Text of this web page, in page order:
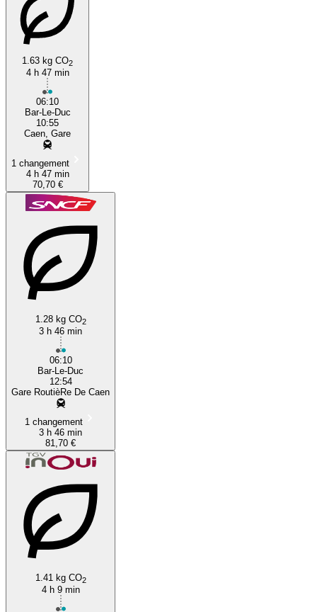
Caen
1.63 kg CO2
4 h 47 min
06:10
Bar-Le-Duc
10:55
Caen, Gare
1 changement
4 h 47 min
70,70 €
1.28 kg CO2
3 h 46 min
06:10
Bar-Le-Duc
12:54
Gare RoutièRe De Caen
1 changement
3 h 46 min
81,70 €
1.41 kg CO2
4 h 9 min